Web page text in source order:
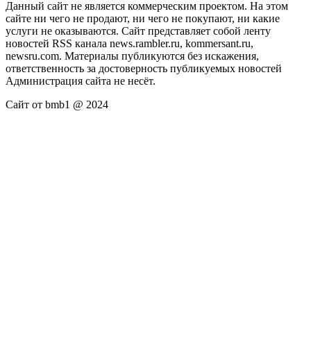
Данный сайт не является коммерческим проектом. На этом
сайте ни чего не продают, ни чего не покупают, ни какие
услуги не оказываются. Сайт представляет собой ленту
новостей RSS канала news.rambler.ru, kommersant.ru,
newsru.com. Материалы публикуются без искажения,
ответственность за достоверность публикуемых новостей
Администрация сайта не несёт.
Сайт от bmb1 @ 2024